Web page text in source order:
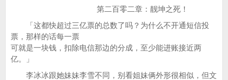
第二百零二章：靓坤之死！
「这都快超过三亿票的总数了吗？为什么不开通短信投
票，那样的话每一票
可就是一块钱，扣除电信那边的分成，至少能进账接近两
亿。」
李冰冰跟她妹妹李雪不同，别看姐妹俩外形很相似，但文